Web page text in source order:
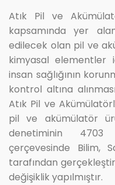
Atık Pil ve
kapsamında yer
edilecek olan pil ve
kimyasal elementler
insan sağlığının
kontrol altına
Atık Pil ve
pil ve akümülatör
denetiminin 4703
çerçevesinde Bilim,
tarafından
değişiklik yapılmıştır.